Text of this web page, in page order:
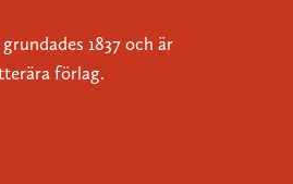
1837 och är
förlag.